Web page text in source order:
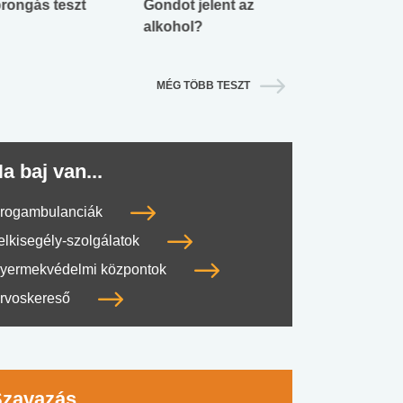
teszt
Gondot jelent az
alkohol?
MÉG TÖBB TESZT
baj van...
szolgálatok
központok